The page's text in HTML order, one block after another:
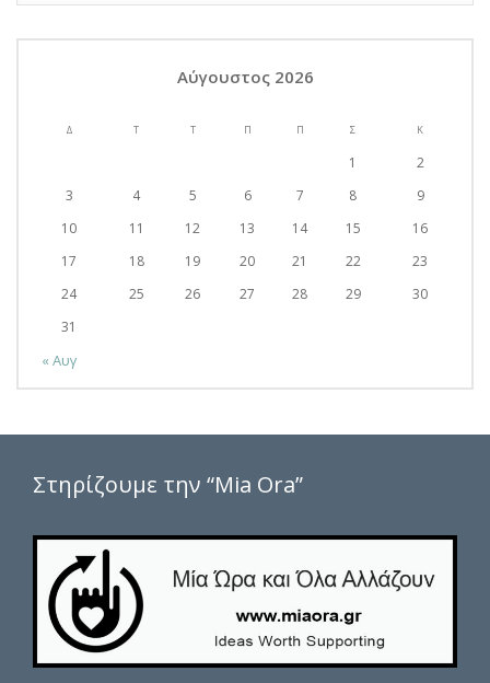
Αύγουστος 2026
Δ Τ Τ Π Π Σ Κ
« Αυγ
1
2
3
4 5 6 7 8
9
10
11 12 13 14 15
16
17
18 19 20 21 22
23
24
25 26 27 28 29
30
31
Στηρίζουμε την “Mia Ora”